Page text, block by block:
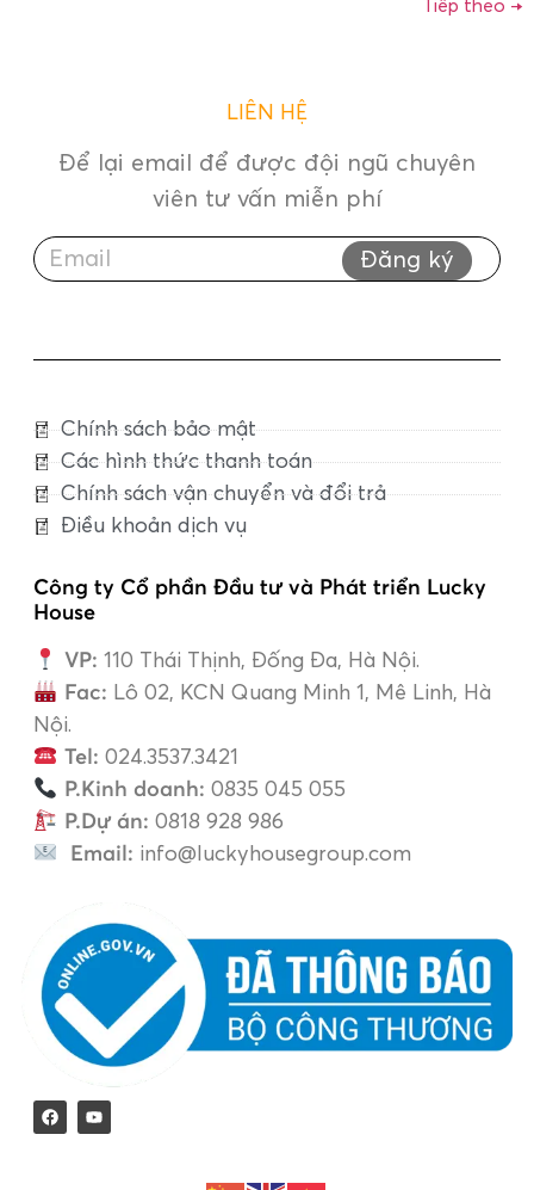
Tiếp theo →
LIÊN HỆ
Để lại email để được đội ngũ chuyên
viên tư vấn miễn phí
Đăng ký
Chính sách bảo mật
Các hình thức thanh toán
Chính sách vận chuyển và đổi trả
Điều khoản dịch vụ
Công ty Cổ phần Đầu tư và Phát triển Lucky
House
VP: 110 Thái Thịnh, Đống Đa, Hà Nội.
Fac: Lô 02, KCN Quang Minh 1, Mê Linh, Hà
Nội.
Tel: 024.3537.3421
P.Kinh doanh: 0835 045 055
P.Dự án: 0818 928 986
Email: info@luckyhousegroup.com